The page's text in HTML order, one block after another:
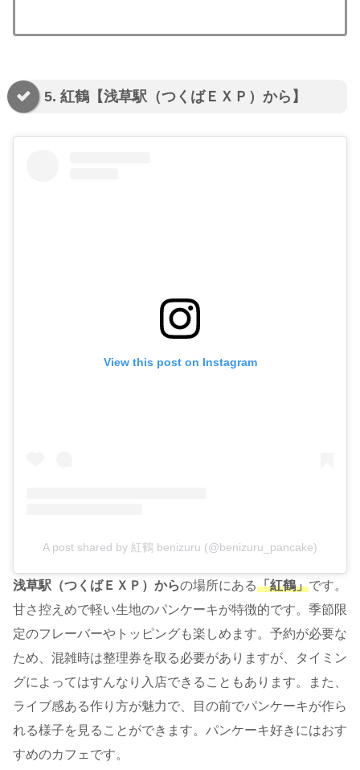
5. 紅鶴【浅草駅（つくばＥＸＰ）から】
View this post on Instagram
A post shared by 紅鶴 benizuru (@benizuru_pancake)
浅草駅（つくばＥＸＰ）からの場所にある「紅鶴」です。
甘さ控えめで軽い生地のパンケーキが特徴的です。季節限
定のフレーバーやトッピングも楽しめます。予約が必要な
ため、混雑時は整理券を取る必要がありますが、タイミン
グによってはすんなり入店できることもあります。また、
ライブ感ある作り方が魅力で、目の前でパンケーキが作ら
れる様子を見ることができます。パンケーキ好きにはおす
すめのカフェです。